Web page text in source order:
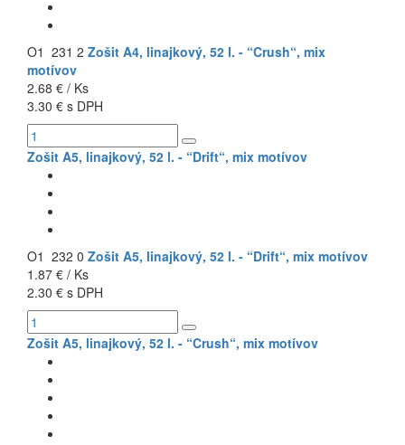
O1 231 2 Zošit A4, linajkový, 52 l. - “Crush“, mix
motívov
2.68 € / Ks
3.30 € s DPH
Zošit A5, linajkový, 52 l. - “Drift“, mix motívov
O1 232 0 Zošit A5, linajkový, 52 l. - “Drift“, mix motívov
1.87 € / Ks
2.30 € s DPH
Zošit A5, linajkový, 52 l. - “Crush“, mix motívov